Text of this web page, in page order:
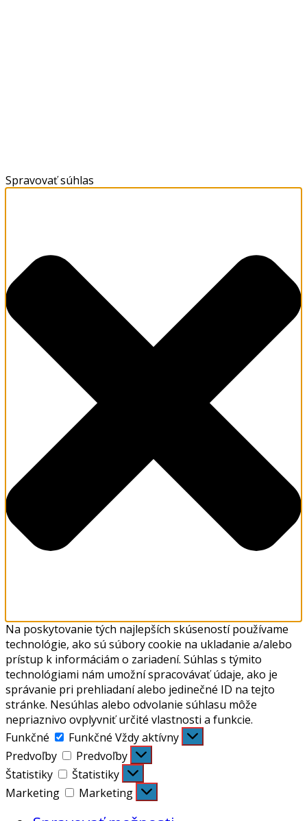
Spravovať súhlas
Na poskytovanie tých najlepších skúseností používame
technológie, ako sú súbory cookie na ukladanie a/alebo
prístup k informáciám o zariadení. Súhlas s týmito
technológiami nám umožní spracovávať údaje, ako je
správanie pri prehliadaní alebo jedinečné ID na tejto
stránke. Nesúhlas alebo odvolanie súhlasu môže
nepriaznivo ovplyvniť určité vlastnosti a funkcie.
Funkčné
Funkčné Vždy aktívny
Predvoľby
Predvoľby
Štatistiky
Štatistiky
Marketing
Marketing